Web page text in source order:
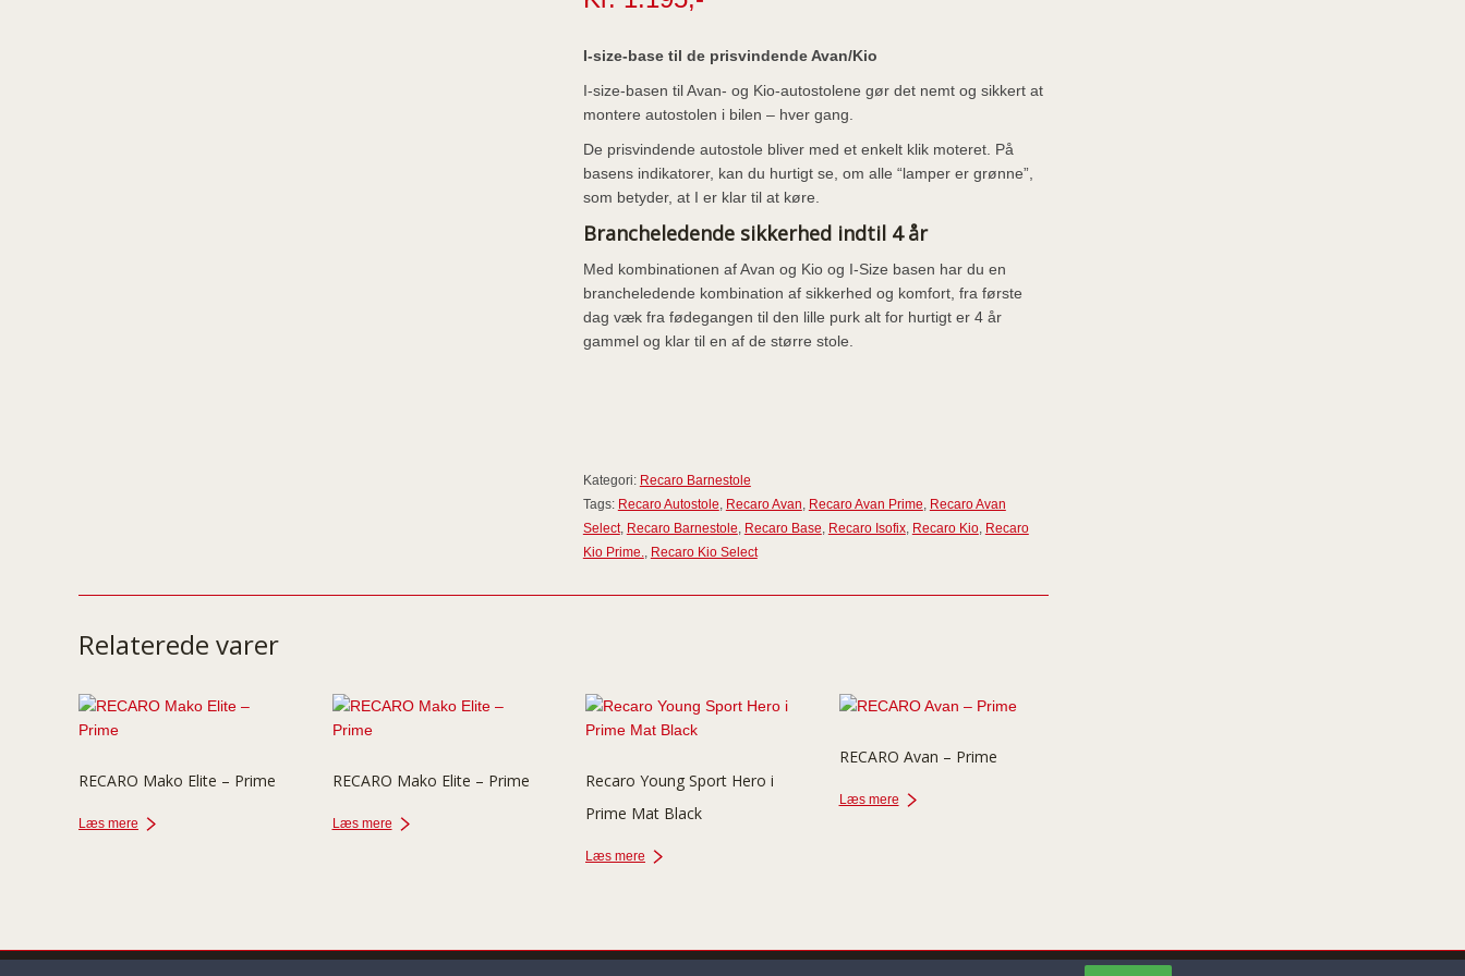
I-size-base til de prisvindende Avan/Kio
I-size-basen til Avan- og Kio-autostolene gør det nemt og sikkert at
montere autostolen i bilen – hver gang.
De prisvindende autostole bliver med et enkelt klik moteret. På
basens indikatorer, kan du hurtigt se, om alle “lamper er grønne”,
som betyder, at I er klar til at køre.
Brancheledende sikkerhed indtil 4 år
Med kombinationen af Avan og Kio og I-Size basen har du en
brancheledende kombination af sikkerhed og komfort, fra første
dag væk fra fødegangen til den lille purk alt for hurtigt er 4 år
gammel og klar til en af de større stole.
Kategori: Recaro Barnestole
Tags: Recaro Autostole, Recaro Avan, Recaro Avan Prime, Recaro Avan
Select, Recaro Barnestole, Recaro Base, Recaro Isofix, Recaro Kio, Recaro
Kio Prime., Recaro Kio Select
Relaterede varer
RECARO Mako Elite – Prime
Læs mere
RECARO Mako Elite – Prime
Læs mere
Recaro Young Sport Hero i
Prime Mat Black
Læs mere
RECARO Avan – Prime
Læs mere